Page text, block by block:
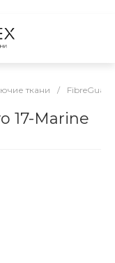
ткани / FibreGuard
17-Marine